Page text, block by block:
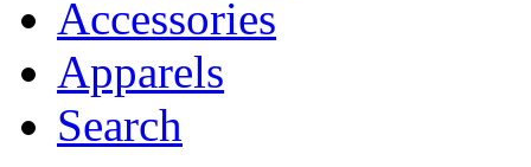
Accessories
Apparels
Search